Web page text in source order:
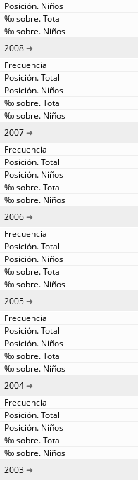
2008
2007
2006
2005
2004
2003